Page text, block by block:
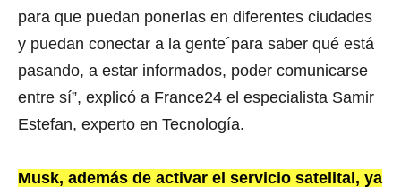
para que puedan ponerlas en diferentes ciudades
y puedan conectar a la gente´para saber qué está
pasando, a estar informados, poder comunicarse
entre sí”, explicó a France24 el especialista Samir
Estefan, experto en Tecnología.
Musk, además de activar el servicio satelital, ya